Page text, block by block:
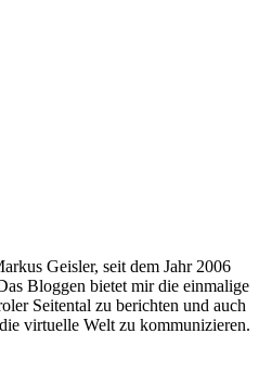
Geisler, seit dem Jahr 2006
Bloggen bietet mir die einmalige
Seitental zu berichten und auch
virtuelle Welt zu kommunizieren.